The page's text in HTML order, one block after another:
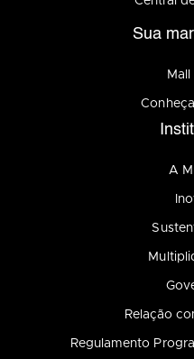
Sua
Mall
A
Relação
Regulamento